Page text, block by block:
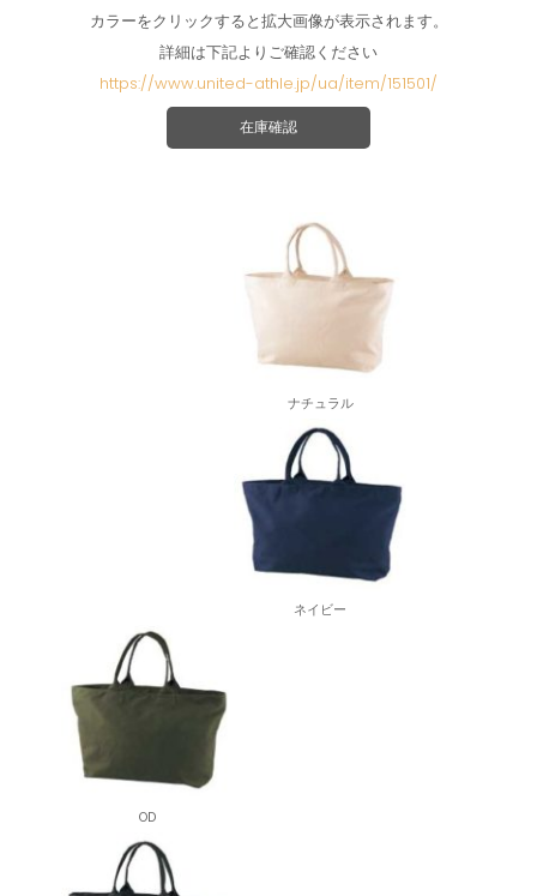
カラーをクリックすると拡大画像が表示されます。
詳細は下記よりご確認ください
https://www.united-athle.jp/ua/item/151501/
在庫確認
ナチュラル
ネイビー
OD